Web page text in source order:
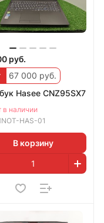
руб.
67 000 руб.
Hasee CNZ95SX7
в наличии
HAS-01
В корзину